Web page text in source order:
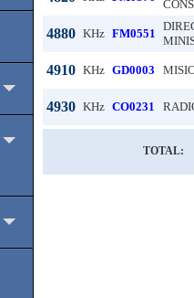
4880 KHz FM0551
4910 KHz GD0003
4930 KHz CO0231
TOTAL: